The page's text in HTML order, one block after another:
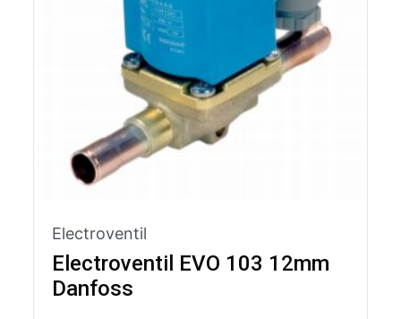
Electroventil
Electroventil EVO 103 12mm
Danfoss